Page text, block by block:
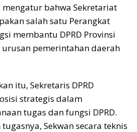
bahwa Sekretariat
salah satu Perangkat
membantu DPRD Provinsi
pemerintahan daerah
itu, Sekretaris DPRD
strategis dalam
tugas dan fungsi DPRD.
Sekwan secara teknis